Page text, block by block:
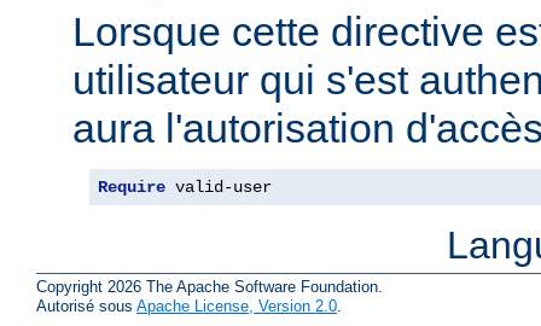
Lorsque cette directive
utilisateur qui s'est
aura l'autorisation
Require valid-user
Copyright 2026 The Apache Software Foundation.
Autorisé sous Apache License, Version 2.0